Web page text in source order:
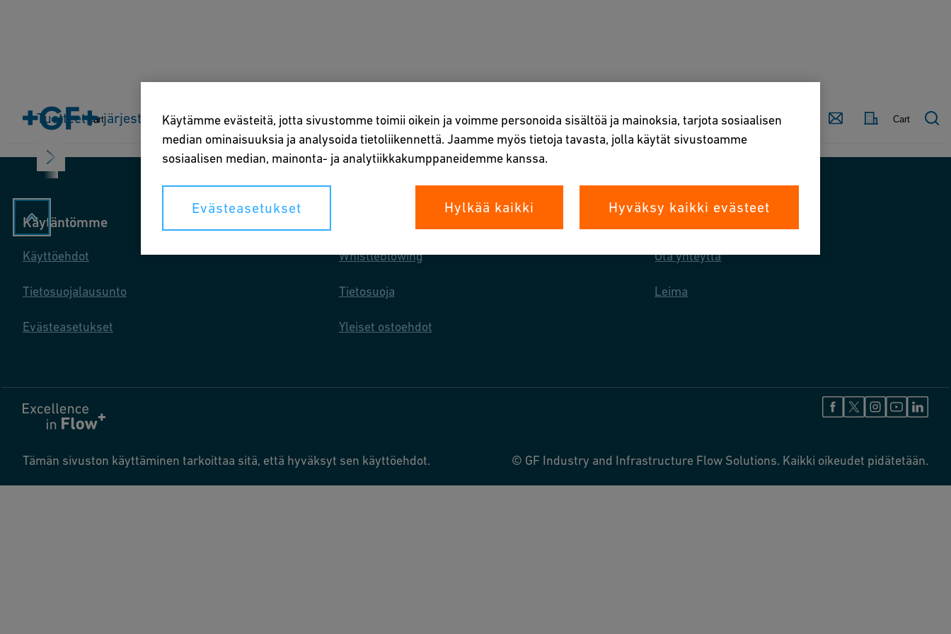
Cart
yhteyttä
Cart
Tuotteet ja järjestelmät Teollisuudenalat Sovellukset Lataukset ja työkalut Tietoa meistä Henkilöstö
Käytäntömme
Käyttöehdot
Tietosuojalausunto
Evästeasetukset
Whistleblowing
Tietosuoja
Yleiset ostoehdot
Ota yhteyttä
Leima
Tämän sivuston käyttäminen tarkoittaa sitä, että hyväksyt sen käyttöehdot. © GF Industry and Infrastructure Flow Solutions. Kaikki oikeudet pidätetään.
Käytämme evästeitä, jotta sivustomme toimii oikein ja voimme personoida sisältöä ja mainoksia, tarjota sosiaalisen
median ominaisuuksia ja analysoida tietoliikennettä. Jaamme myös tietoja tavasta, jolla käytät sivustoamme
sosiaalisen median, mainonta- ja analytiikkakumppaneidemme kanssa.
Evästeasetukset Hylkää kaikki Hyväksy kaikki evästeet